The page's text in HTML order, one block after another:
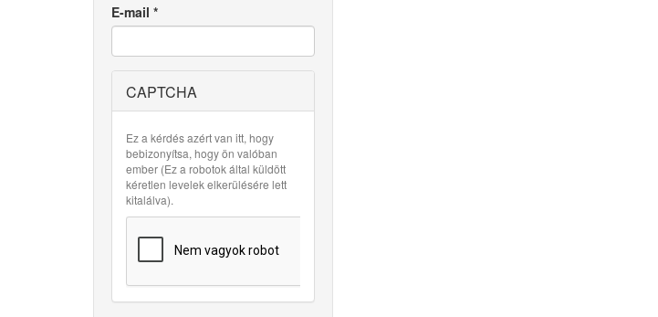
E-mail *
CAPTCHA
Ez a kérdés azért van itt, hogy
bebizonyítsa, hogy ön valóban
ember (Ez a robotok által küldött
kéretlen levelek elkerülésére lett
kitalálva).